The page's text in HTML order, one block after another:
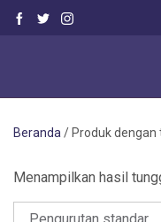
Beranda / Produk dengan
Menampilkan hasil